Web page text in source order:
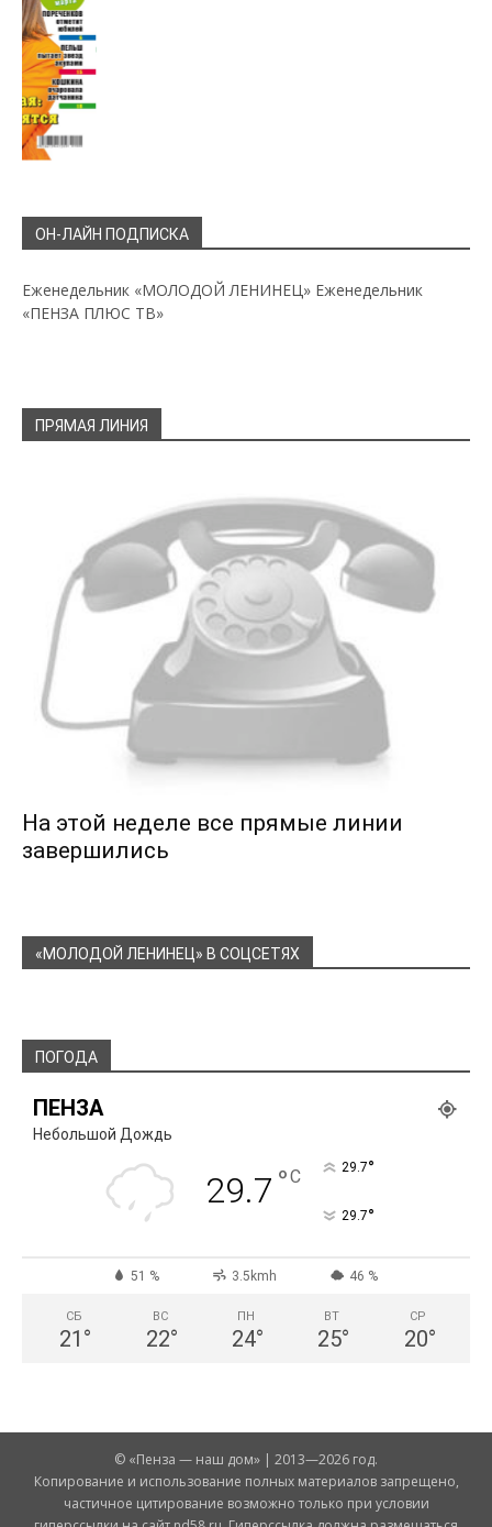
ОН-ЛАЙН ПОДПИСКА
Еженедельник «МОЛОДОЙ ЛЕНИНЕЦ» Еженедельник
«ПЕНЗА ПЛЮС ТВ»
ПРЯМАЯ ЛИНИЯ
На этой неделе все прямые линии
завершились
«МОЛОДОЙ ЛЕНИНЕЦ» В СОЦСЕТЯХ
ПОГОДА
ПЕНЗА
Небольшой Дождь
29.7 °C 29.7°
29.7°
51 % 3.5kmh 46 %
СБ
21 °
ВС
22°
ПН
24°
ВТ
25°
СР
20°
© «Пенза — наш дом» | 2013—2026 год.
Копирование и использование полных материалов запрещено,
частичное цитирование возможно только при условии